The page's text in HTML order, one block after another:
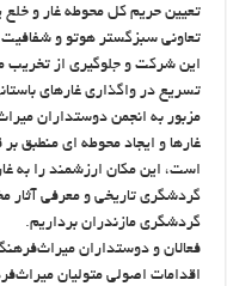
تعیین حریم کل محوطه غار و
تعاونی سبزگستر هوتو و شفافیت
این شرکت و جلوگیری از تخریب
تسریع در واگذاری غارهای
مزبور به انجمن دوستداران
غارها و ایجاد محوطه ای منطبق
است، این مکان ارزشمند را به
گردشگری تاریخی و معرفی آثار
گردشگری مازندران برداریم.
فعالان و دوستداران
اقدامات اصولی متولیان